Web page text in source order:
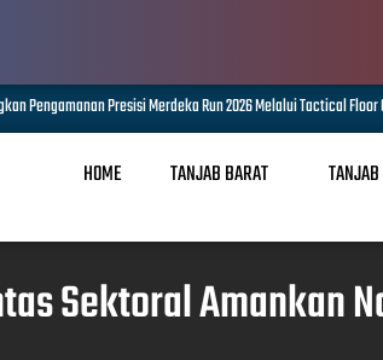
Presisi Merdeka Run 2026 Melalui Tactical Floor Game
HOME TANJAB BARAT
Sektoral Amankan